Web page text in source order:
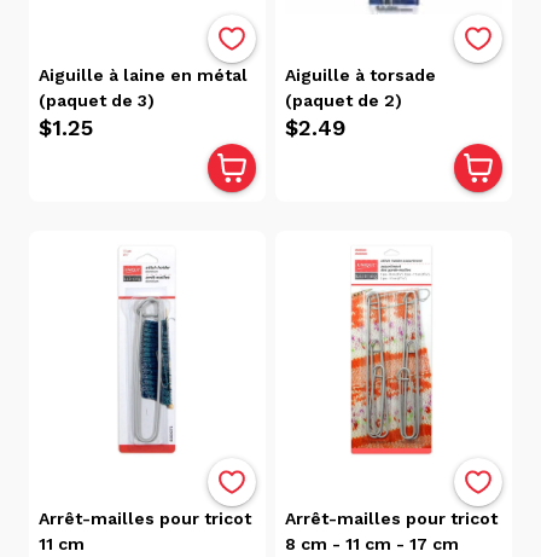
Aiguille à laine en métal
(paquet de 3)
$1.25
Aiguille à torsade
(paquet de 2)
$2.49
Arrêt-mailles pour tricot
11 cm
Arrêt-mailles pour tricot
8 cm - 11 cm - 17 cm